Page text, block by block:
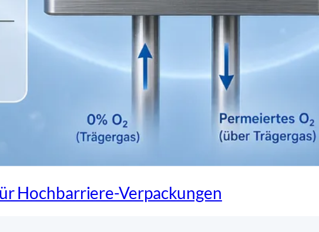
Hochbarriere-Verpackungen